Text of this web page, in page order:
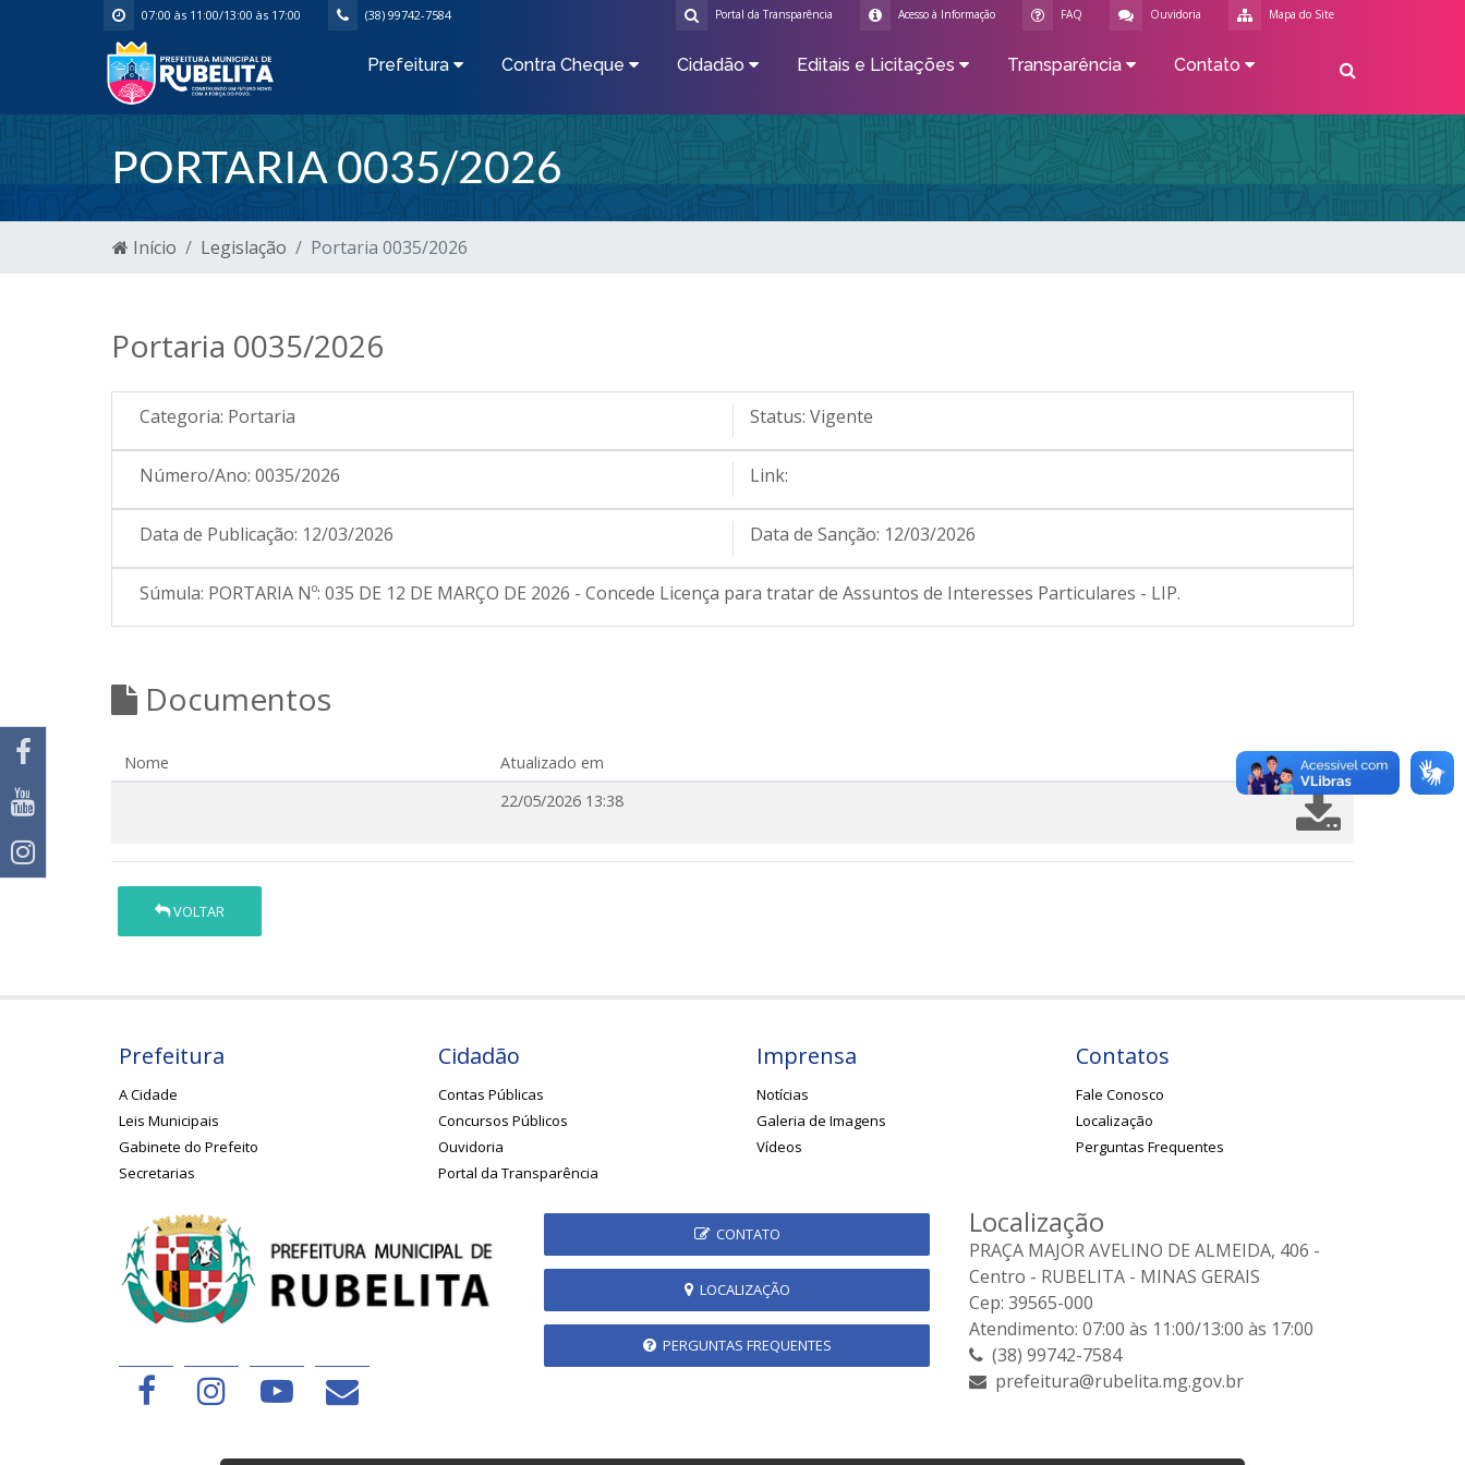
07:00 às 11:00/13:00 às 17:00 (38) 99742-7584 Mapa do Site
Ouvidoria
FAQ
Acesso à Informação
Portal da Transparência
Prefeitura Contra Cheque Cidadão Editais e Licitações Transparência Contato
PORTARIA 0035/2026
Início Legislação Portaria 0035/2026
Portaria 0035/2026
Categoria: Portaria Status: Vigente
Número/Ano: 0035/2026 Link:
Data de Publicação: 12/03/2026 Data de Sanção: 12/03/2026
Súmula: PORTARIA Nº: 035 DE 12 DE MARÇO DE 2026 - Concede Licença para tratar de Assuntos de Interesses Particulares - LIP.
Documentos
Nome
Atualizado em
22/05/2026 13:38
VOLTAR
Prefeitura
A Cidade
Leis Municipais
Gabinete do Prefeito
Secretarias
Cidadão
Contas Públicas
Concursos Públicos
Ouvidoria
Portal da Transparência
Imprensa
Notícias
Galeria de Imagens
Vídeos
Contatos
Fale Conosco
Localização
Perguntas Frequentes
CONTATO
LOCALIZAÇÃO
PERGUNTAS FREQUENTES
Localização
PRAÇA MAJOR AVELINO DE ALMEIDA, 406 -
Centro - RUBELITA - MINAS GERAIS
Cep: 39565-000
Atendimento: 07:00 às 11:00/13:00 às 17:00
(38) 99742-7584
prefeitura@rubelita.mg.gov.br